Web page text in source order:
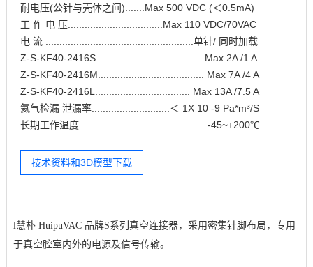
耐电压(公针与壳体之间).......Max 500 VDC (＜0.5mA)
工 作 电 压..................................Max 110 VDC/70VAC
电 流 .....................................................单针/ 同时加载
Z-S-KF40-2416S...................................... Max 2A /1 A
Z-S-KF40-2416M...................................... Max 7A /4 A
Z-S-KF40-2416L.................................. Max 13A /7.5 A
氦气检漏 泄漏率............................＜ 1X 10 -9 Pa*m³/S
长期工作温度............................................. -45~+200℃
技术资料和3D模型下载
l慧朴 HuipuVAC 品牌S系列真空连接器，采用密集针脚布局，专用
于真空腔室内外的电源及信号传输。